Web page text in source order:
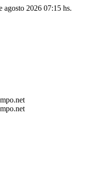
agosto 2026 07:15 hs.